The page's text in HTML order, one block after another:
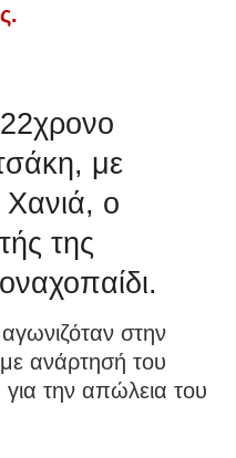
22χρονο
με
ο
της
στην
ανάρτησή του
την απώλεια του